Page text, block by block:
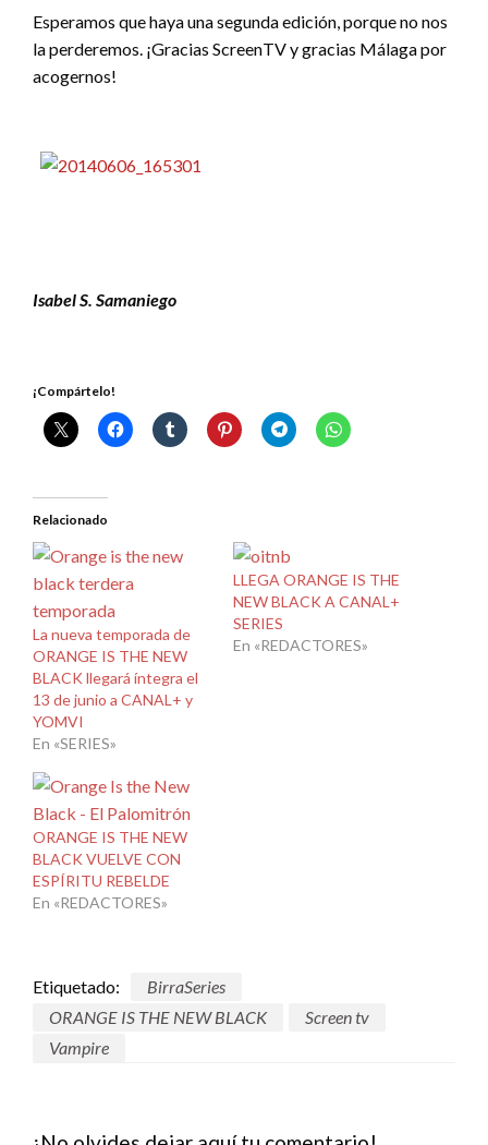
Esperamos que haya una segunda edición, porque no nos
la perderemos. ¡Gracias ScreenTV y gracias Málaga por
acogernos!
Isabel S. Samaniego
¡Compártelo!
Relacionado
La nueva temporada de
ORANGE IS THE NEW
BLACK llegará íntegra el
13 de junio a CANAL+ y
YOMVI
En «SERIES»
LLEGA ORANGE IS THE
NEW BLACK A CANAL+
SERIES
En «REDACTORES»
ORANGE IS THE NEW
BLACK VUELVE CON
ESPÍRITU REBELDE
En «REDACTORES»
Etiquetado:
BirraSeries
ORANGE IS THE NEW BLACK
Screen tv
Vampire